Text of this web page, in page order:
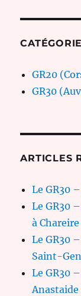
GR20
GR30
ARTICLES
Le GR30
Le GR30
à Chareire
Le GR30
Saint-
Le GR30